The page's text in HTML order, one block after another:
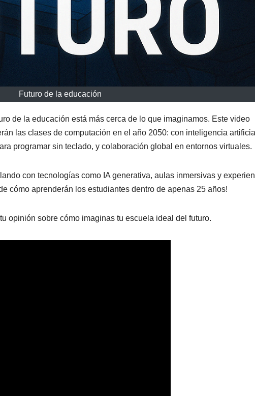
Futuro de la educación
de la educación está más cerca de lo que imaginamos. Este video
las clases de computación en el año 2050: con inteligencia
programar sin teclado, y colaboración global en entornos virtuales.
con tecnologías como IA generativa, aulas inmersivas y
cómo aprenderán los estudiantes dentro de apenas 25 años!
opinión sobre cómo imaginas tu escuela ideal del futuro.